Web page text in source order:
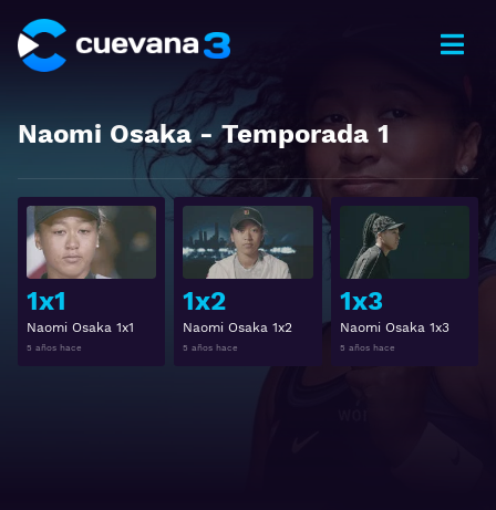
Naomi Osaka - Temporada 1
1x1
Naomi Osaka 1x1
5 años hace
1x2
Naomi Osaka 1x2
5 años hace
Ver
1x3
Naomi Osaka 1x3
5 años hace